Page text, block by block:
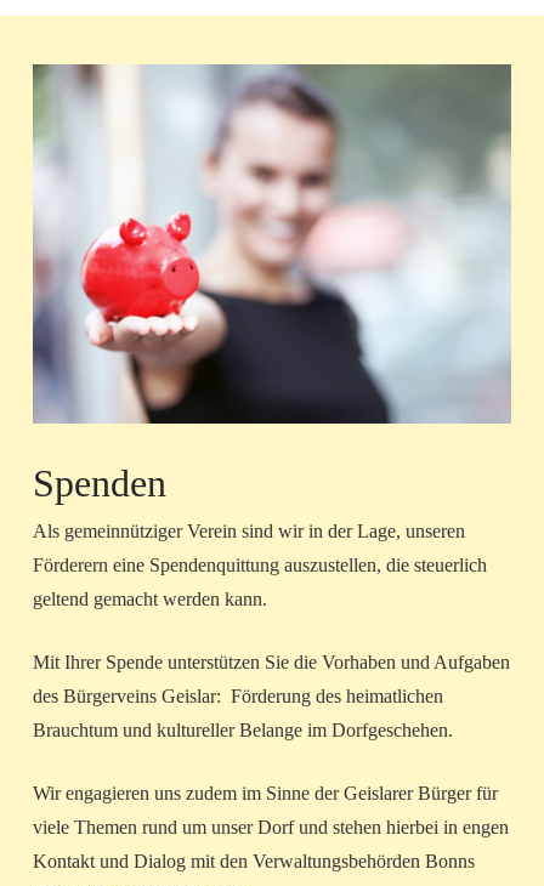
Spenden
Als gemeinnütziger Verein sind wir in der Lage, unseren
Förderern eine Spendenquittung auszustellen, die steuerlich
geltend gemacht werden kann.
Mit Ihrer Spende unterstützen Sie die Vorhaben und Aufgaben
des Bürgerveins Geislar: Förderung des heimatlichen
Brauchtum und kultureller Belange im Dorfgeschehen.
Wir engagieren uns zudem im Sinne der Geislarer Bürger für
viele Themen rund um unser Dorf und stehen hierbei in engen
Kontakt und Dialog mit den Verwaltungsbehörden Bonns